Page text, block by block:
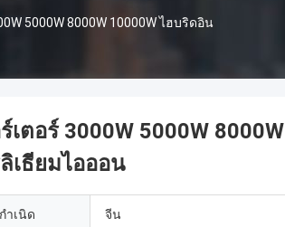
5000W 8000W 10000W ไฮบริดอิน
ตอร์ 3000W 5000W 8000W
เธียมไอออน
ำเนิด จีน